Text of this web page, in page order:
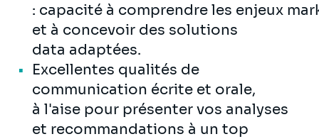
: capacité à comprendre les enjeux
et à concevoir des solutions
data adaptées.
Excellentes qualités de
communication écrite et orale,
à l'aise pour présenter vos analyses
et recommandations à un top